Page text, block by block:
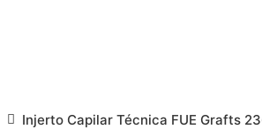
Injerto Capilar Técnica FUE Grafts